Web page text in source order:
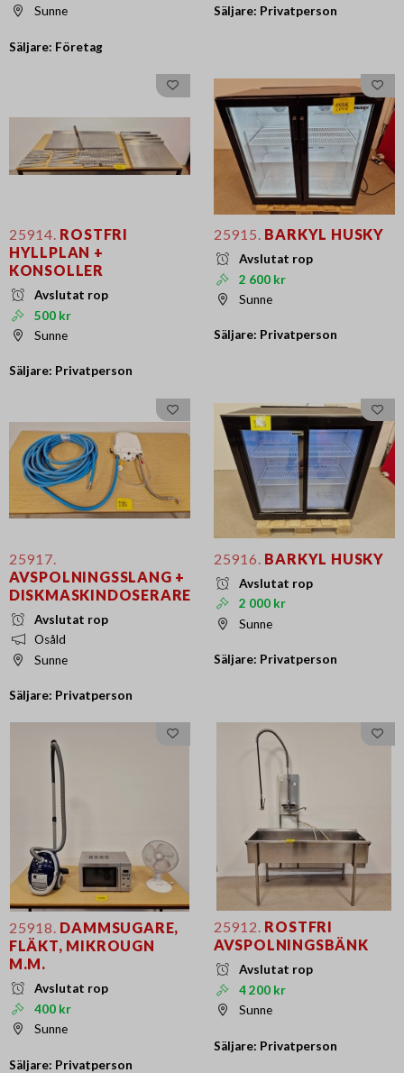
Sunne
Säljare: Företag
Säljare: Privatperson
25914. ROSTFRI
HYLLPLAN +
KONSOLLER
Avslutat rop
500 kr
Sunne
Säljare: Privatperson
25915. BARKYL HUSKY
Avslutat rop
2 600 kr
Sunne
Säljare: Privatperson
25917.
AVSPOLNINGSSLANG +
DISKMASKINDOSERARE
Avslutat rop
Osåld
Sunne
Säljare: Privatperson
25916. BARKYL HUSKY
Avslutat rop
2 000 kr
Sunne
Säljare: Privatperson
25918. DAMMSUGARE,
FLÄKT, MIKROUGN
M.M.
Avslutat rop
400 kr
Sunne
Säljare: Privatperson
25912. ROSTFRI
AVSPOLNINGSBÄNK
Avslutat rop
4 200 kr
Sunne
Säljare: Privatperson